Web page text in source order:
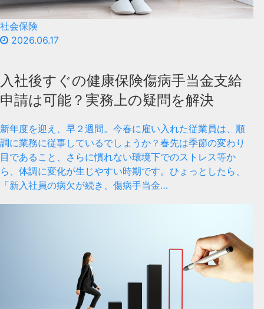
社会保険
2026.06.17
入社後すぐの健康保険傷病手当金支給
申請は可能？実務上の疑問を解決
新年度を迎え、早２週間。今春に雇い入れた従業員は、順
調に業務に従事しているでしょうか？春先は季節の変わり
目であること、さらに慣れない環境下でのストレス等か
ら、体調に変化が生じやすい時期です。ひょっとしたら、
「新入社員の病欠が続き、傷病手当金…